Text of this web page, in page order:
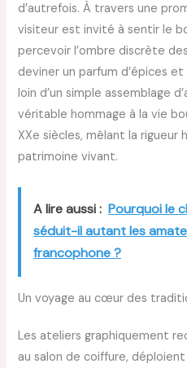
d’autrefois. À travers une
visiteur est invité à sentir le
percevoir l’ombre discrète
deviner un parfum d’épices
loin d’un simple assemblage
véritable hommage à la vie
XXe siècles, mêlant la rigueur
patrimoine vivant.
A lire aussi : Pourquoi le
séduit-il autant les
francophone ?
Un voyage au cœur des
Les ateliers graphiquement
au salon de coiffure,